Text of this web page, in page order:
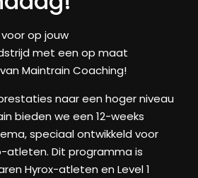
op jouw
met een op maat
Maintrain Coaching!
naar een hoger niveau
bieden we een 12-weeks
speciaal ontwikkeld voor
atleten. Dit programma is
Hyrox-atleten en Level 1